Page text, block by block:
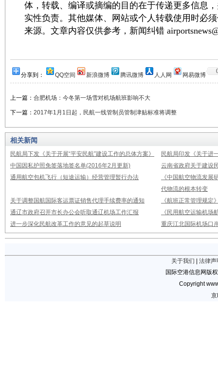
体，转载、编译或摘编的目的在于传递更多信息
实性负责。其他媒体、网站或个人转载使用时必
来源。文章内容仅供参考，新闻纠错
分享到： QQ空间 新浪微博 腾讯微博 人人网 网易微博
上一篇： 合肥机场：今冬第一场雪对机场航班影响不大
下一篇： 2017年1月1日起，民航一线管制员管制津贴标准将调整
相关新闻
民航局下发《关于开展“平安民航”建设工作的总体方案》
民航局印发《关于进
中国因私护照免签落地签名单(2016年2月更新)
云南省政府关于建设
通用航空包机飞行（短途运输）经营管理暂行办法
《中国航空物流发展
代物流的根本转变
关于调整国航国际客运票证销售代理手续费率的通知
《航班正常管理规
通辽市政府召开市长办公会听取通辽机场工作汇报
《民用航空运输机场
进一步深化民航改革工作的意见的起草说明
重庆江北国际机场口
关于我们
法律声
国际空港信息网版
Copyright